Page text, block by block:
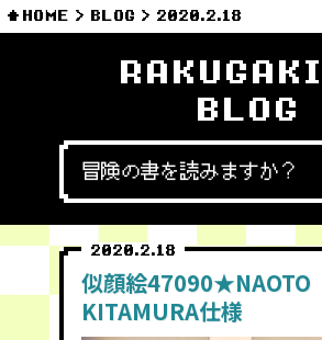
HOME BLOG 2020.2.18
BLOG
冒険の書を読みますか？
2020.2.18
似顔絵47090★NAOTO
KITAMURA仕様